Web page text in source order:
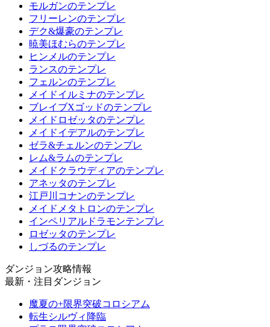
モルガンのテンプレ
フリーレンのテンプレ
デク&爆豪のテンプレ
暁美ほむらのテンプレ
ヒンメルのテンプレ
ランスのテンプレ
フェルンのテンプレ
メイドイルミナのテンプレ
ブレイブXゴッドのテンプレ
メイドロゼッタのテンプレ
メイドイデアルのテンプレ
ゼラ&チェルンのテンプレ
レム&ラムのテンプレ
メイドクラウディアのテンプレ
アネッタのテンプレ
江戸川コナンのテンプレ
メイドメタトロンのテンプレ
インペリアルドラモンテンプレ
ロゼッタのテンプレ
しづるのテンプレ
ダンジョン攻略情報
最新・注目ダンジョン
魔夏の+限界突破コロシアム
転生シルヴィ降臨